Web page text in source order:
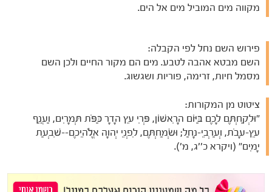
מקווה מים המוביל מים אל הים.
פירוש השם נחל לפי הקבלה:
השם מבטא אהבה לטבע. מים הם מקור החיים ולכן השם
מסמל חיות, זרימה, פוריות ושגשוג.
ציטוט מן המקורות:
"וּלְקַחְתֶּם לָכֶם בַּיּוֹם הָרִאשׁוֹן, פְּרִי עֵץ הָדָר כַּפֹּת תְּמָרִים, וַעֲנַף
עֵץ-עָבֹת, וְעַרְבֵי-נָחַל; וּשְׂמַחְתֶּם, לִפְנֵי יְהוָה אֱלֹהֵיכֶם--שִׁבְעַת
יָמִים" (ויקרא כ''ג, מ').